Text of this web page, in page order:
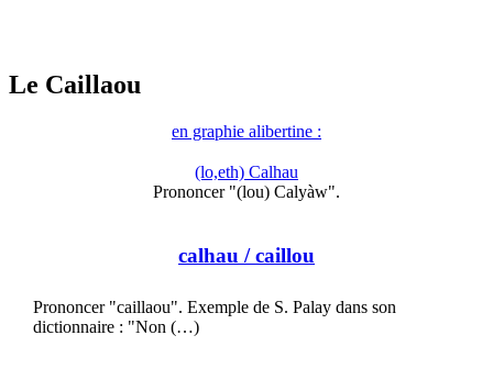
Le Caillaou
en graphie alibertine :
(lo,eth) Calhau
Prononcer "(lou) Calyàw".
calhau / caillou
Prononcer "caillaou". Exemple de S. Palay dans son
dictionnaire : "Non (…)